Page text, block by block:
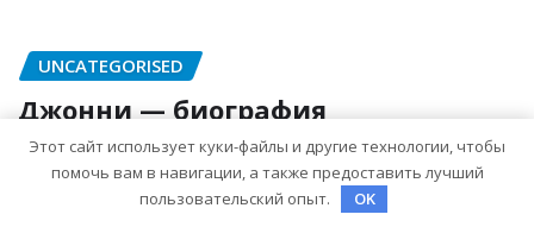
UNCATEGORISED
Джонни — биография
выдающегося актера и
талантливого певца, чья
артистичность захватывает
Этот сайт использует куки-файлы и другие технологии, чтобы
помочь вам в навигации, а также предоставить лучший
пользовательский опыт.
OK